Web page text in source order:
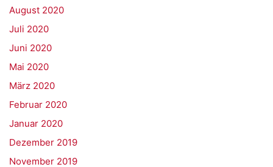
August 2020
Juli 2020
Juni 2020
Mai 2020
März 2020
Februar 2020
Januar 2020
Dezember 2019
November 2019